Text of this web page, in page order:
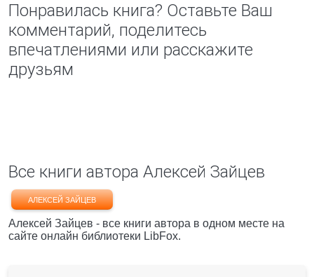
Понравилась книга? Оставьте Ваш
комментарий, поделитесь
впечатлениями или расскажите
друзьям
Все книги автора Алексей Зайцев
АЛЕКСЕЙ ЗАЙЦЕВ
Алексей Зайцев - все книги автора в одном месте на
сайте онлайн библиотеки LibFox.